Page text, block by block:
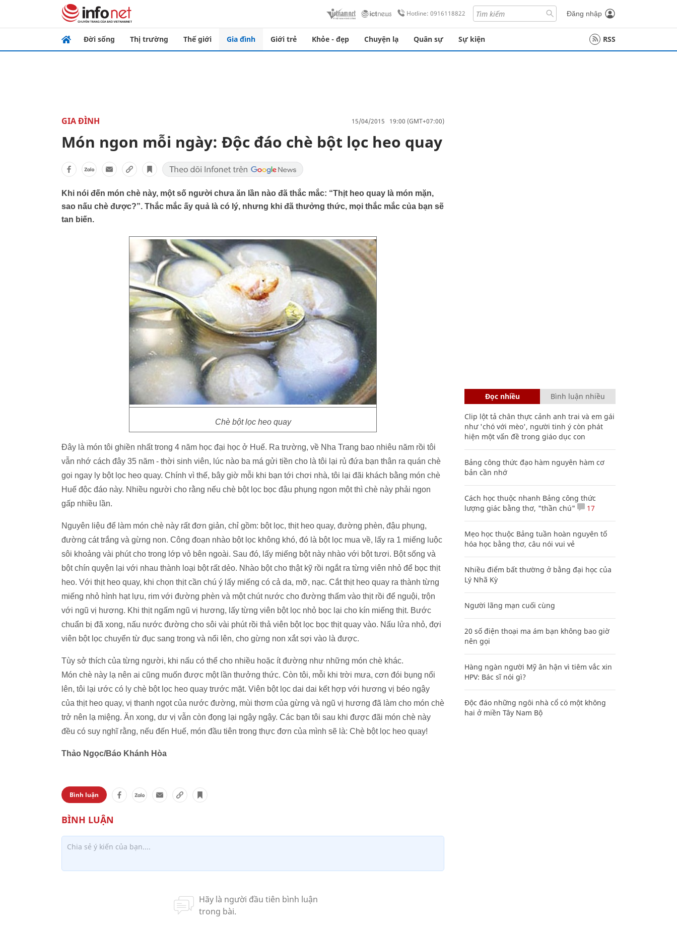
Hotline: 0916118822 Đăng nhập
Đời sống Thị trường Thế giới Gia đình Giới trẻ Khỏe - đẹp Chuyện lạ Quân sự Sự kiện RSS
GIA ĐÌNH 15/04/2015 19:00 (GMT+07:00)
Món ngon mỗi ngày: Độc đáo chè bột lọc heo quay
Khi nói đến món chè này, một số người chưa ăn lần nào đã thắc mắc: “Thịt heo quay là món mặn,
sao nấu chè được?”. Thắc mắc ấy quả là có lý, nhưng khi đã thưởng thức, mọi thắc mắc của bạn sẽ
tan biến.
Chè bột lọc heo quay
Đây là món tôi ghiền nhất trong 4 năm học đại học ở Huế. Ra trường, về Nha Trang bao nhiêu năm rồi tôi
vẫn nhớ cách đây 35 năm - thời sinh viên, lúc nào ba má gửi tiền cho là tôi lại rủ đứa bạn thân ra quán chè
gọi ngay ly bột lọc heo quay. Chính vì thế, bây giờ mỗi khi bạn tới chơi nhà, tôi lại đãi khách bằng món chè
Huế độc đáo này. Nhiều người cho rằng nếu chè bột lọc bọc đậu phụng ngon một thì chè này phải ngon
gấp nhiều lần.
Nguyên liệu để làm món chè này rất đơn giản, chỉ gồm: bột lọc, thịt heo quay, đường phèn, đậu phụng,
đường cát trắng và gừng non. Công đoạn nhào bột lọc không khó, đó là bột lọc mua về, lấy ra 1 miếng luộc
sôi khoảng vài phút cho trong lớp vỏ bên ngoài. Sau đó, lấy miếng bột này nhào với bột tươi. Bột sống và
bột chín quyện lại với nhau thành loại bột rất dẻo. Nhào bột cho thật kỹ rồi ngắt ra từng viên nhỏ để bọc thịt
heo. Với thịt heo quay, khi chọn thịt cần chú ý lấy miếng có cả da, mỡ, nạc. Cắt thịt heo quay ra thành từng
miếng nhỏ hình hạt lựu, rim với đường phèn và một chút nước cho đường thấm vào thịt rồi để nguội, trộn
với ngũ vị hương. Khi thịt ngấm ngũ vị hương, lấy từng viên bột lọc nhỏ bọc lại cho kín miếng thịt. Bước
chuẩn bị đã xong, nấu nước đường cho sôi vài phút rồi thả viên bột lọc bọc thịt quay vào. Nấu lửa nhỏ, đợi
viên bột lọc chuyển từ đục sang trong và nổi lên, cho gừng non xắt sợi vào là được.
Tùy sở thích của từng người, khi nấu có thể cho nhiều hoặc ít đường như những món chè khác.
Món chè này lạ nên ai cũng muốn được một lần thưởng thức. Còn tôi, mỗi khi trời mưa, cơn đói bụng nổi
lên, tôi lại ước có ly chè bột lọc heo quay trước mặt. Viên bột lọc dai dai kết hợp với hương vị béo ngậy
của thịt heo quay, vị thanh ngọt của nước đường, mùi thơm của gừng và ngũ vị hương đã làm cho món chè
trở nên lạ miệng. Ăn xong, dư vị vẫn còn đọng lại ngậy ngậy. Các bạn tôi sau khi được đãi món chè này
đều có suy nghĩ rằng, nếu đến Huế, món đầu tiên trong thực đơn của mình sẽ là: Chè bột lọc heo quay!
Thảo Ngọc/Báo Khánh Hòa
Bình luận
Đọc nhiều Bình luận nhiều
Clip lột tả chân thực cảnh anh trai và em gái
như 'chó với mèo', người tinh ý còn phát
hiện một vấn đề trong giáo dục con
Bảng công thức đạo hàm nguyên hàm cơ
bản cần nhớ
Cách học thuộc nhanh Bảng công thức
lượng giác bằng thơ, "thần chú"
17
Mẹo học thuộc Bảng tuần hoàn nguyên tố
hóa học bằng thơ, câu nói vui vẻ
Nhiều điểm bất thường ở bằng đại học của
Lý Nhã Kỳ
Người lãng mạn cuối cùng
20 số điện thoại ma ám bạn không bao giờ
nên gọi
Hàng ngàn người Mỹ ân hận vì tiêm vắc xin
HPV: Bác sĩ nói gì?
Độc đáo những ngôi nhà cổ có một không
hai ở miền Tây Nam Bộ